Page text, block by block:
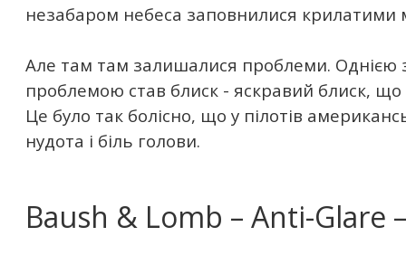
незабаром небеса заповнилися
Але там там залишалися проблеми. Однією
проблемою став блиск - яскравий блиск, що
Це було так болісно, ​​що у пілотів
нудота і біль голови.
Baush & Lomb – Anti-Glare